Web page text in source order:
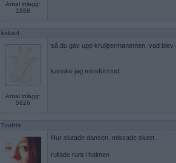
Antal inlägg:
1888
åskarl
Antal inlägg:
5826
så du gav upp krullpermanenten, vad blev
kanske jag missförstod
Tindris
Hur slutade dansen, missade slutet..
rullade runt i halmen